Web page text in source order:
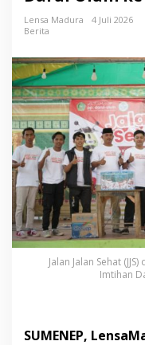
P
e
t
a
M
e
r
i
a
h
k
a
n
J
a
l
e
Lensa Madura
4 Juli 2026
Berita
Jalan Jalan Sehat
Imtihan
SUMENEP,